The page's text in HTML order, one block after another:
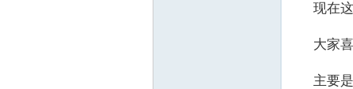
现在这
大家喜
主要是